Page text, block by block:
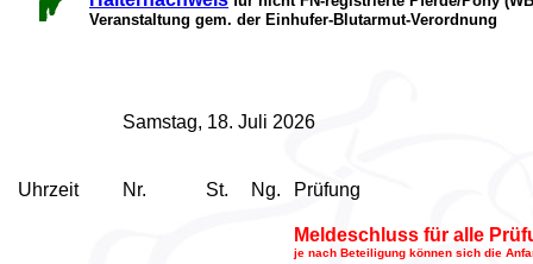
Veranstaltung gem. der Einhufer-Blutarmut-Verordnung
Samstag, 18. Juli 2026
Uhrzeit Nr. St. Ng. Prüfung
Meldeschluss für alle
je nach Beteiligung können sich die